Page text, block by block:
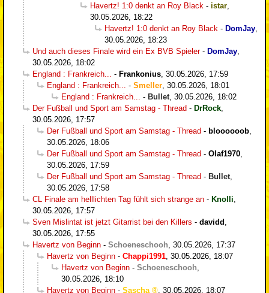
Havertz! 1:0 denkt an Roy Black - istar
30.05.2026, 18:22
Havertz! 1:0 denkt an Roy Black - DomJay
30.05.2026, 18:23
Und auch dieses Finale wird ein Ex BVB Spieler- DomJay
30.05.2026, 18:02
England : Frankreich...
- Frankonius 30.05.2026, 17:59
England : Frankreich...
- Smeller 30.05.2026, 18:01
England : Frankreich...
- Bullet 30.05.2026, 18:02
Der Fußball und Sport am Samstag - Thread - DrRock
30.05.2026, 17:57
Der Fußball und Sport am Samstag - Thread - bloooooob
30.05.2026, 18:06
Der Fußball und Sport am Samstag - Thread - Olaf1970
30.05.2026, 17:59
Der Fußball und Sport am Samstag - Thread - Bullet
30.05.2026, 17:58
CL Finale am helllichten Tag fühlt sich strange an - Knolli
30.05.2026, 17:57
Sven Mislintat ist jetzt Gitarrist bei den Killers - davidd
30.05.2026, 17:55
Havertz von Beginn - Schoeneschooh 30.05.2026, 17:37
Havertz von Beginn - Chappi1991 30.05.2026, 18:07
Havertz von Beginn - Schoeneschooh
30.05.2026, 18:10
Havertz von Beginn - Sascha
30.05.2026, 18:07